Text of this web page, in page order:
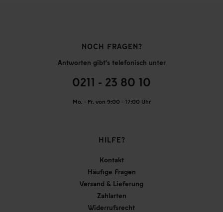
NOCH FRAGEN?
Antworten gibt's telefonisch unter
0211 - 23 80 10
Mo. - Fr. von 9:00 - 17:00 Uhr
HILFE?
Kontakt
Häufige Fragen
Versand & Lieferung
Zahlarten
Widerrufsrecht